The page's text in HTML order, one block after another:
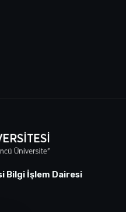
Bilgi İşlem Dairesi